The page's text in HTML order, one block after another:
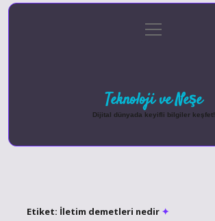
Gizlilik Politikası
menüyü
aç
Teknoloji ve Neşe
Dijital dünyada keyifli bilgiler keşfet!
Etiket: İletim demetleri nedir